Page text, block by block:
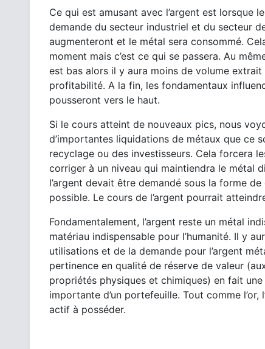
Ce qui est amusant avec l’argent est lorsque
demande du secteur industriel et du secteur
augmenteront et le métal sera consommé.
moment mais c’est ce qui se passera. Au
est bas alors il y aura moins de volume extrait
profitabilité. A la fin, les fondamentaux
pousseront vers le haut.
Si le cours atteint de nouveaux pics, nous
d’importantes liquidations de métaux que ce
recyclage ou des investisseurs. Cela forcera
corriger à un niveau qui maintiendra le métal
l’argent devait être demandé sous la forme
possible. Le cours de l’argent pourrait
Fondamentalement, l’argent reste un métal
matériau indispensable pour l’humanité. Il y
utilisations et de la demande pour l’argent
pertinence en qualité de réserve de valeur
propriétés physiques et chimiques) en fait
importante d’un portefeuille. Tout comme l’or,
actif à posséder.